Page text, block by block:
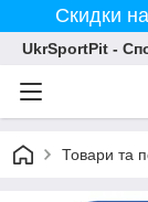
Скидки
UkrSportPit -
Товари та